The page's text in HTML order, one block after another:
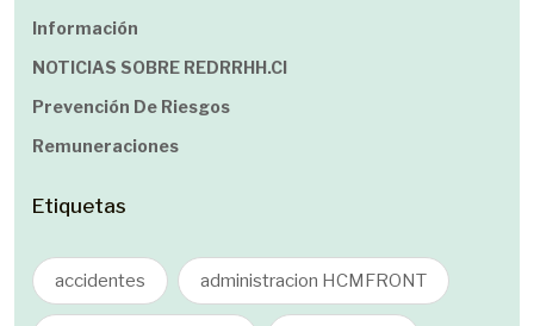
Información
NOTICIAS SOBRE REDRRHH.cl
Prevención De Riesgos
Remuneraciones
Etiquetas
accidentes administracion HCMFRONT